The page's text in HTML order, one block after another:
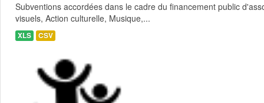
Subventions accordées dans le cadre du financement public
visuels, Action culturelle, Musique,...
XLS CSV